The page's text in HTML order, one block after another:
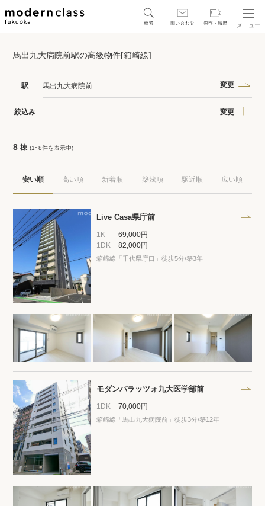
メニュー
アクセスランキング
保存した物件
閲覧履歴
保存した検索条件
店舗・スタッフ紹介
希望条件を伝えてプロに探してもらう
来店予約
各種お問い合わせ
高級賃貸物件コラム modern classについて
馬出九大病院前駅の高級物件[箱崎線]
駅 馬出九大病院前 変更
絞込み 変更
8 棟 (1~8件を表示中)
安い順 高い順 新着順 築浅順 駅近順 広い順
Live Casa県庁前
1K
69,000円
1DK
82,000円
箱崎線「千代県庁口」徒歩5分/築3年
モダンパラッツォ九大医学部前
1DK 70,000円
箱崎線「馬出九大病院前」徒歩3分/築12年